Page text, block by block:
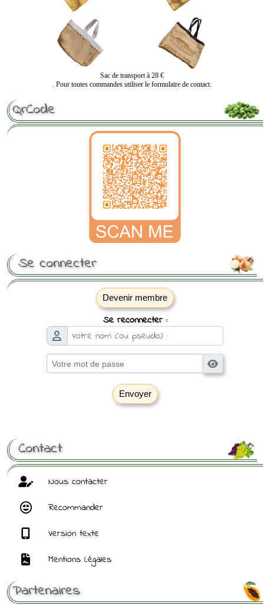
Sac de transport à 28 €
. Pour toutes commandes utiliser le formulaire de contact.
QrCode

Se connecter
Devenir membre
Se reconnecter :
Envoyer

Contact
Nous contacter
Recommander
Version texte
Mentions Légales
Partenaires